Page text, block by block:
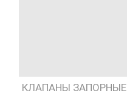
КЛАПАНЫ ЗАПОРНЫЕ